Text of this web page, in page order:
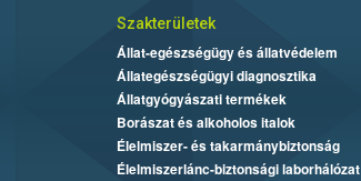
Szakterületek
Állat-egészségügy és állatvédelem
Állategészségügyi diagnosztika
Állatgyógyászati termékek
Borászat és alkoholos italok
Élelmiszer- és takarmánybiztonság
Élelmiszerlánc-biztonsági laborhálózat